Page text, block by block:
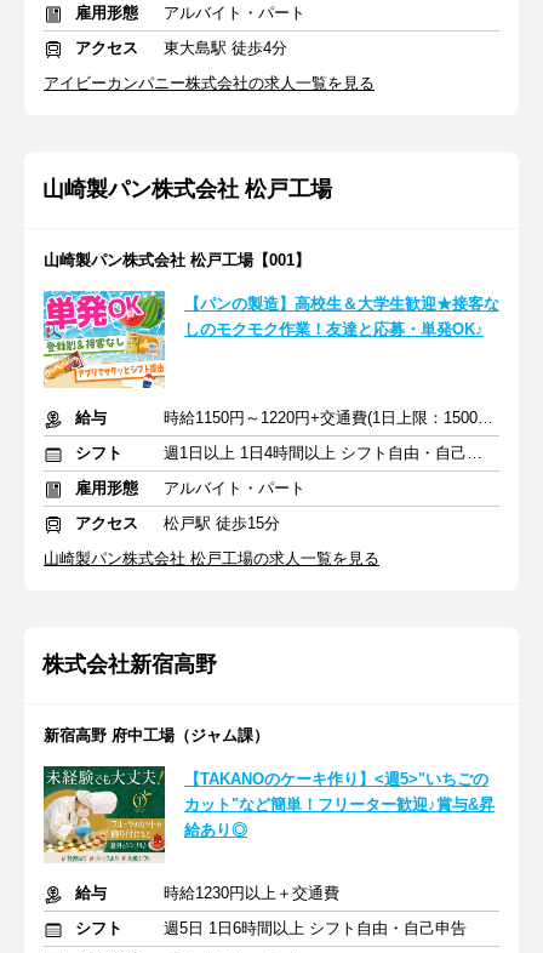
雇用形態
アルバイト・パート
アクセス
東大島駅 徒歩4分
アイビーカンパニー株式会社の求人一覧を見る
山崎製パン株式会社 松戸工場
山崎製パン株式会社 松戸工場【001】
【パンの製造】高校生＆大学生歓迎★接客な
しのモクモク作業！友達と応募・単発OK♪
給与
時給1150円～1220円+交通費(1日上限：1500円まで)
シフト
週1日以上 1日4時間以上 シフト自由・自己申告
雇用形態
アルバイト・パート
アクセス
松戸駅 徒歩15分
山崎製パン株式会社 松戸工場の求人一覧を見る
株式会社新宿高野
新宿高野 府中工場（ジャム課）
【TAKANOのケーキ作り】<週5>"いちごの
カット"など簡単！フリーター歓迎♪賞与&昇
給あり◎
給与
時給1230円以上＋交通費
シフト
週5日 1日6時間以上 シフト自由・自己申告